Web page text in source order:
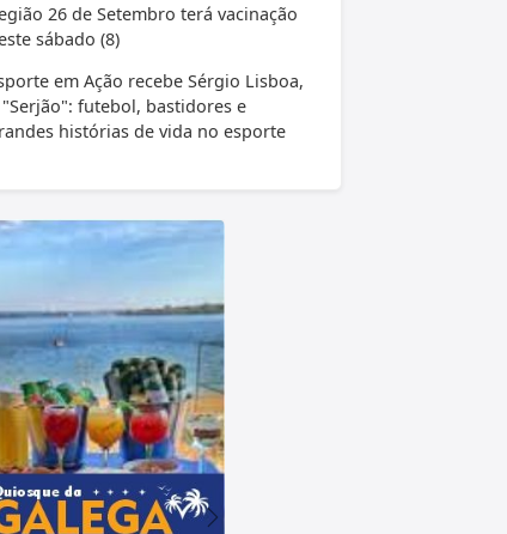
26 de Setembro terá vacinação
sábado (8)
em Ação recebe Sérgio Lisboa,
futebol, bastidores e
histórias de vida no esporte